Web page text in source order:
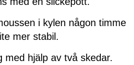
i kylen någon timme
mer stabil.
med hjälp av två skedar.